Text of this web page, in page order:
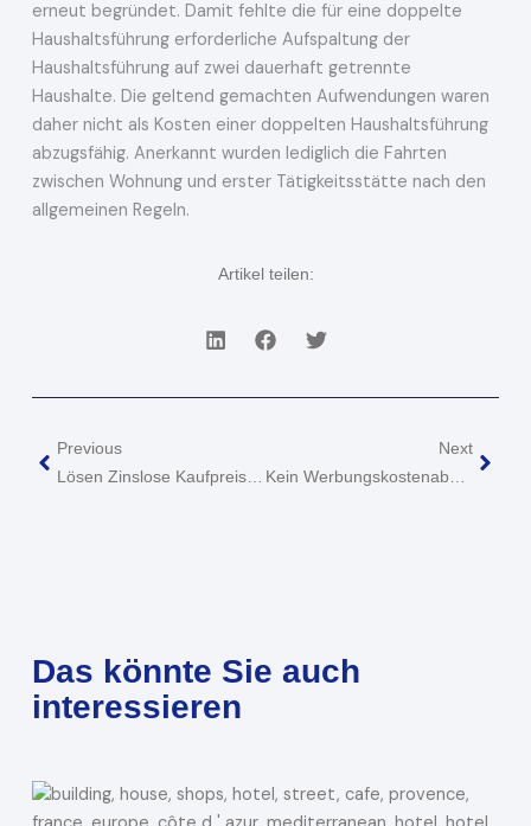
erneut begründet. Damit fehlte die für eine doppelte
Haushaltsführung erforderliche Aufspaltung der
Haushaltsführung auf zwei dauerhaft getrennte
Haushalte. Die geltend gemachten Aufwendungen waren
daher nicht als Kosten einer doppelten Haushaltsführung
abzugsfähig. Anerkannt wurden lediglich die Fahrten
zwischen Wohnung und erster Tätigkeitsstätte nach den
allgemeinen Regeln.
Artikel teilen:
Previous
Lösen Zinslose Kaufpreisraten Beim Privaten Immobilienverkauf Steuerpflichtige Kapitalerträge Aus?
Next
Das könnte Sie auch
interessieren